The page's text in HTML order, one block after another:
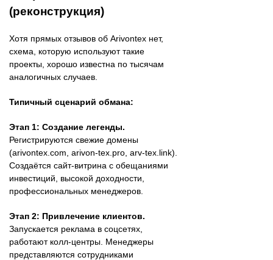
(реконструкция)
Хотя прямых отзывов об Arivontex нет,
схема, которую используют такие
проекты, хорошо известна по тысячам
аналогичных случаев.
Типичный сценарий обмана:
Этап 1: Создание легенды.
Регистрируются свежие домены
(arivontex.com, arivon-tex.pro, arv-tex.link).
Создаётся сайт-витрина с обещаниями
инвестиций, высокой доходности,
профессиональных менеджеров.
Этап 2: Привлечение клиентов.
Запускается реклама в соцсетях,
работают колл-центры. Менеджеры
представляются сотрудниками